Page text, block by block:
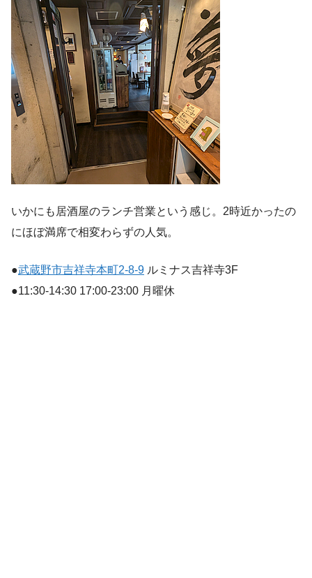
いかにも居酒屋のランチ営業という感じ。2時近かったの
にほぼ満席で相変わらずの人気。
●武蔵野市吉祥寺本町2-8-9 ルミナス吉祥寺3F
●11:30-14:30 17:00-23:00 月曜休